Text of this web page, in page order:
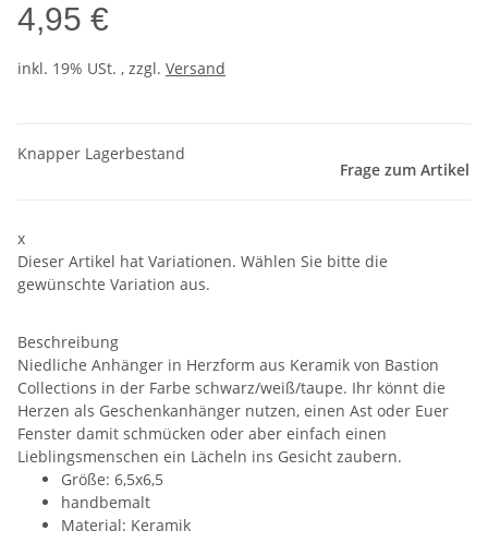
4,95 €
inkl. 19% USt. , zzgl. Versand
Knapper Lagerbestand
Frage zum Artikel
x
Dieser Artikel hat Variationen. Wählen Sie bitte die
gewünschte Variation aus.
Beschreibung
Niedliche Anhänger in Herzform aus Keramik von Bastion
Collections in der Farbe schwarz/weiß/taupe. Ihr könnt die
Herzen als Geschenkanhänger nutzen, einen Ast oder Euer
Fenster damit schmücken oder aber einfach einen
Lieblingsmenschen ein Lächeln ins Gesicht zaubern.
Größe: 6,5x6,5
handbemalt
Material: Keramik